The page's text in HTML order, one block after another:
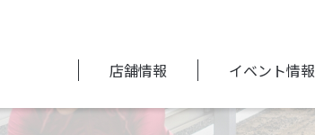
店舗情報 イベント情報